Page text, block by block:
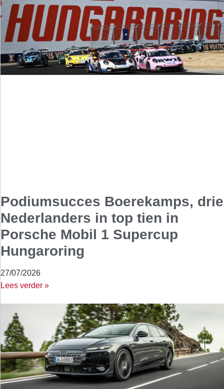
Podiumsucces Boerekamps, drie
Nederlanders in top tien in
Porsche Mobil 1 Supercup
Hungaroring
27/07/2026
Lees verder »